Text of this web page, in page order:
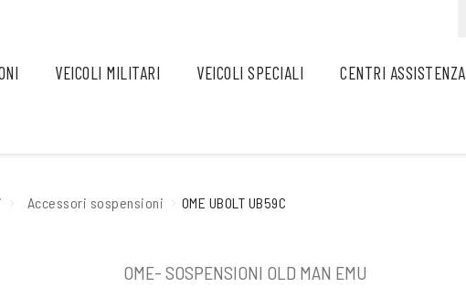
VEICOLI MILITARI VEICOLI SPECIALI CENTRI ASSISTENZA
Accessori sospensioni OME UBOLT UB59C
OME- SOSPENSIONI OLD MAN EMU